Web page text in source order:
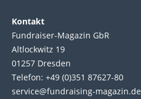
Kontakt
Fundraiser-Magazin GbR
Altlockwitz 19
01257 Dresden
Telefon: +49 (0)351 87627-80
service@fundraising-magazin.de